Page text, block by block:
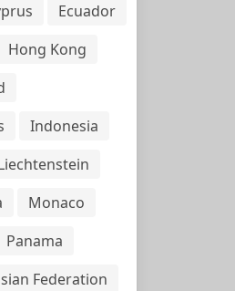
Ecuador
Hong Kong
Indonesia
Monaco
Panama
Federation